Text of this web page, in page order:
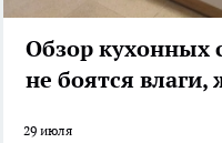
Обзор кухонных
не боятся
29 июля